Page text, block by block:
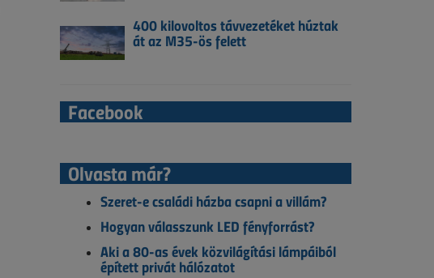
400 kilovoltos távvezetéket húztak
át az M35-ös felett
Facebook
Olvasta már?
Szeret-e családi házba csapni a villám?
Hogyan válasszunk LED fényforrást?
Aki a 80-as évek közvilágítási lámpáiból
épített privát hálózatot